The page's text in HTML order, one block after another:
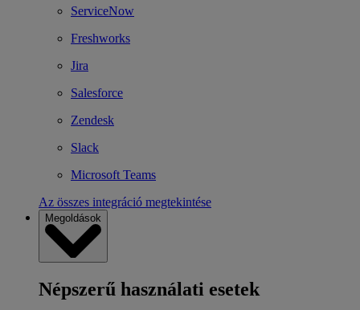
ServiceNow
Freshworks
Jira
Salesforce
Zendesk
Slack
Microsoft Teams
Az összes integráció megtekintése
Megoldások
Népszerű használati esetek